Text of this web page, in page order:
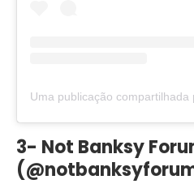
3- Not Banksy